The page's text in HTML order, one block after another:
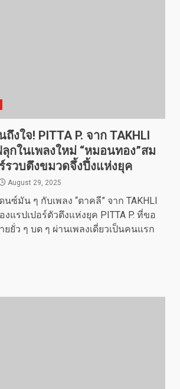
งใจ! PITTA P. จาก TAKHLI
กในเพลงใหม่ “หมอนทอง”สม
รวบตึงขมวดจึ้งปึ้งแห่งยุค
August 29, 2025
ซ์มัน ๆ กับเพลง “ตาคลี” จาก TAKHLI
งแรปเปอร์ตัวตึงแห่งยุค PITTA P. ที่ขอ
ยั่ว ๆ บด ๆ ผ่านเพลงเดี่ยวเป็นคนแรก